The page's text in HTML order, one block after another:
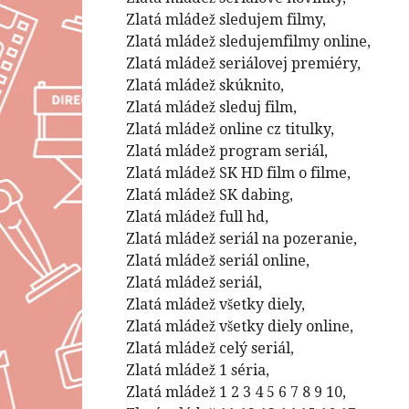
Zlatá mládež sledujem filmy,
Zlatá mládež sledujemfilmy online,
Zlatá mládež seriálovej premiéry,
Zlatá mládež skúknito,
Zlatá mládež sleduj film,
Zlatá mládež online cz titulky,
Zlatá mládež program seriál,
Zlatá mládež SK HD film o filme,
Zlatá mládež SK dabing,
Zlatá mládež full hd,
Zlatá mládež seriál na pozeranie,
Zlatá mládež seriál online,
Zlatá mládež seriál,
Zlatá mládež všetky diely,
Zlatá mládež všetky diely online,
Zlatá mládež celý seriál,
Zlatá mládež 1 séria,
Zlatá mládež 1 2 3 4 5 6 7 8 9 10,